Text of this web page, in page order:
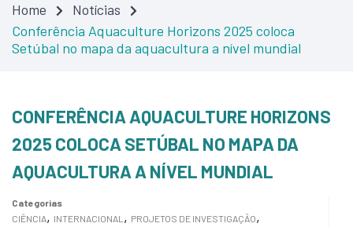
Home
Notícias
Conferência Aquaculture Horizons 2025 coloca
Setúbal no mapa da aquacultura a nível mundial
CONFERÊNCIA AQUACULTURE HORIZONS
2025 COLOCA SETÚBAL NO MAPA DA
AQUACULTURA A NÍVEL MUNDIAL
Categorias
CIÊNCIA, INTERNACIONAL , PROJETOS DE INVESTIGAÇÃO,